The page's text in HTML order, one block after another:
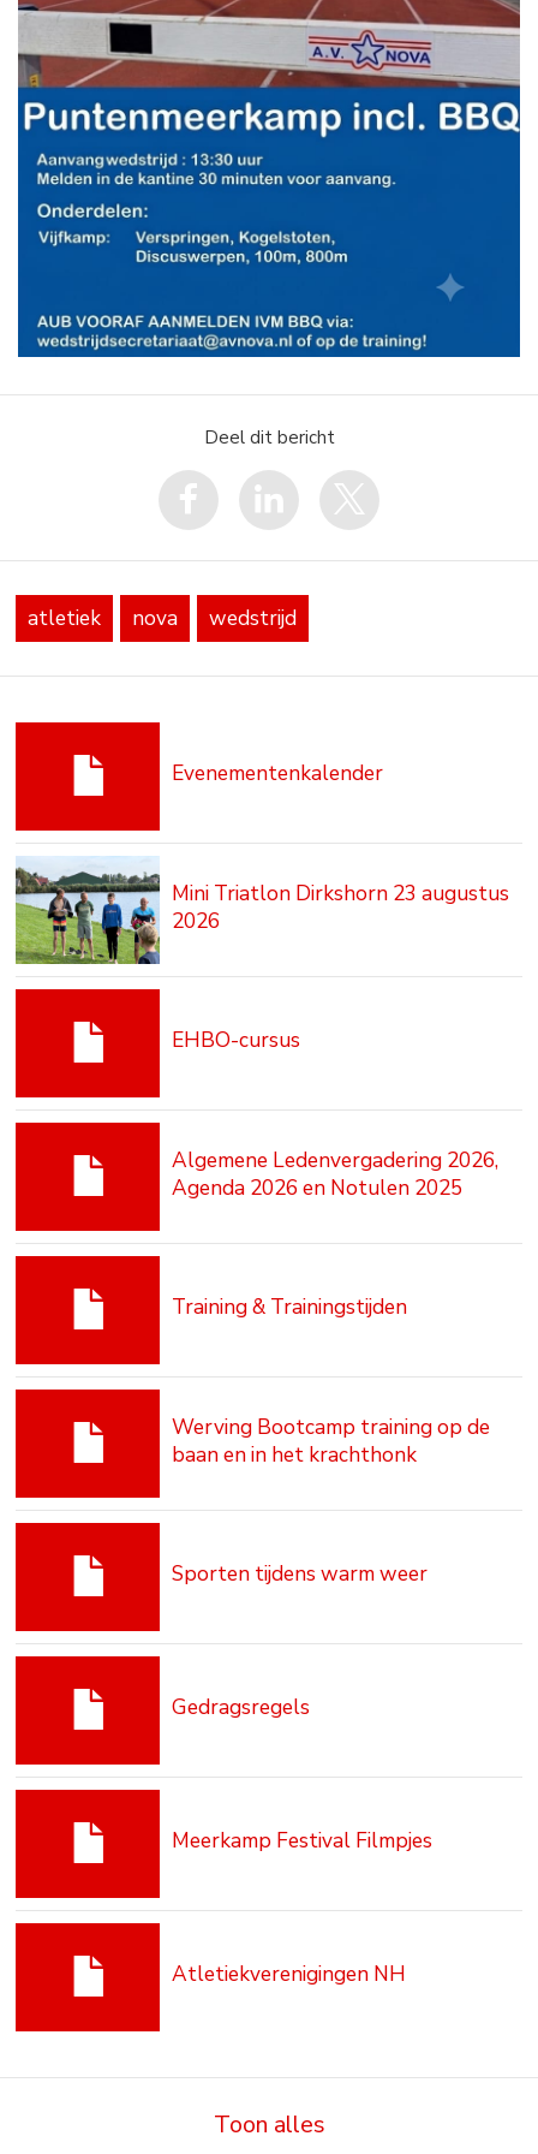
Deel dit bericht
atletiek nova wedstrijd
Evenementenkalender
Mini Triatlon Dirkshorn 23 augustus
2026
EHBO-cursus
Algemene Ledenvergadering 2026,
Agenda 2026 en Notulen 2025
Training & Trainingstijden
Werving Bootcamp training op de
baan en in het krachthonk
Sporten tijdens warm weer
Gedragsregels
Meerkamp Festival Filmpjes
Atletiekverenigingen NH
Toon alles